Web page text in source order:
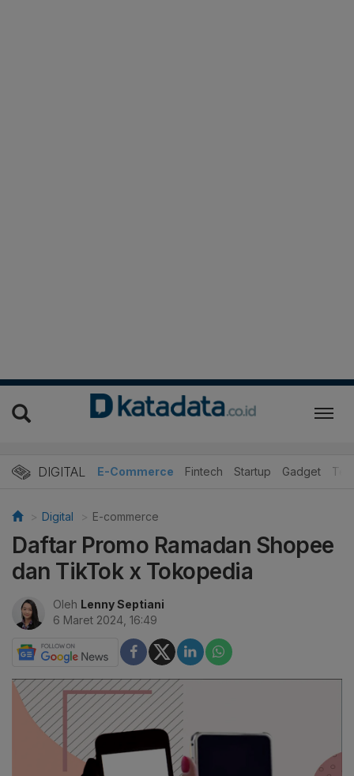
DIGITAL E-Commerce Fintech Startup Gadget
Digital E-commerce
Daftar Promo Ramadan Shopee
dan TikTok x Tokopedia
Oleh Lenny Septiani
6 Maret 2024, 16:49